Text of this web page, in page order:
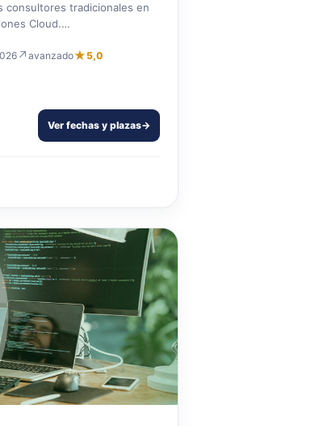
consultores tradicionales en
Cloud.…
↗ avanzado★5,0
Ver fechas y plazas→